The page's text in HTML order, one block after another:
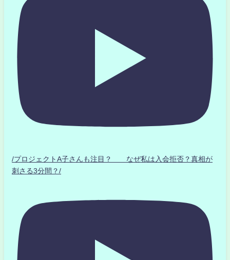
/プロジェクトA子さんも注目？ なぜ私は入会拒否？真相が
刺さる3分間？/